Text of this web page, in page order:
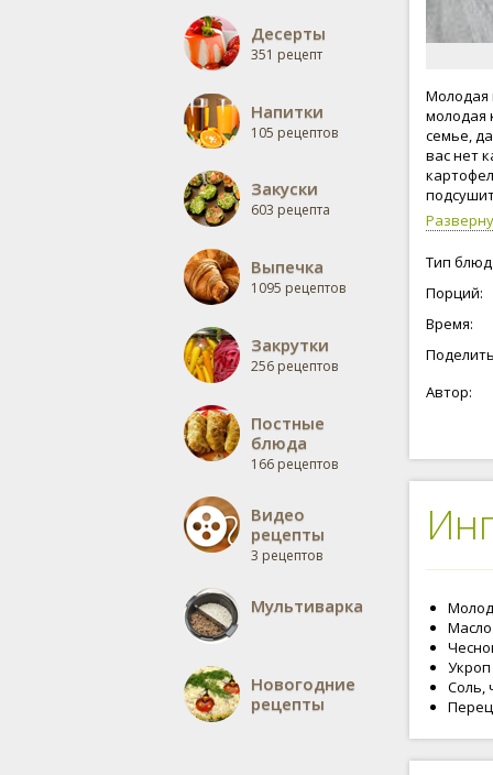
Десерты
351 рецепт
Напитки
105 рецептов
Закуски
603 рецепта
Выпечка
1095 рецептов
Закрутки
256 рецептов
Постные
блюда
166 рецептов
Видео
рецепты
3 рецептов
Мультиварка
Новогодние
рецепты
Молодая
молодая
семье,
вас нет
цукини
Тип
Порций:
Время:
Автор:
Масло
Укроп
Соль,
Перец